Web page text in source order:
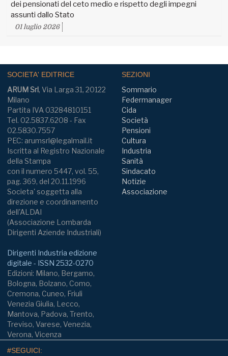
dei pensionati del ceto medio e rispetto degli impegni
assunti dallo Stato
01 luglio 2026
SOCIETA' EDITRICE
ARUM Srl, Via Larga 31, 20122
Milano
Partita IVA 03284810151
Tel. 02.5837.6208 - Fax
02.5830.7557
PEC: arumsrl@legalmail.it
Iscritta al Registro Nazionale
della Stampa
con il numero 5447, vol. 55,
pag. 369, del 20.11.1996
Societa' soggetta alla
direzione e coordinamento
dell'ALDAI
(Associazione Lombarda
Dirigenti Aziende Industriali)
Dirigenti Industria edizione
digitale - ISSN 2532-0270
Edizioni: Milano, Bergamo,
Bologna, Bolzano, Como,
Cremona, Cuneo, Friuli
Venezia Giulia, Lecco,
Mantova, Padova, Trento,
Treviso, Varese, Venezia,
Verona, Vicenza
SEZIONI
Sommario
Federmanager
Cida
Società
Pensioni
Cultura
Industria
Sanità
Sindacato
Notizie
Associazione
#SEGUICI: